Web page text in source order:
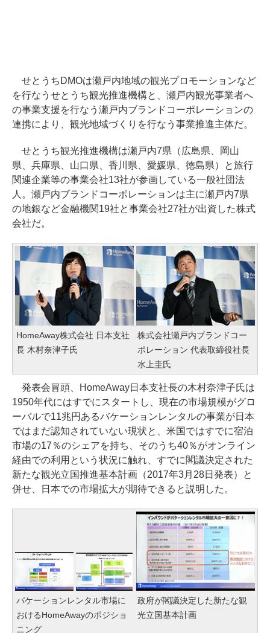
せとうちDMOは瀬戸内地域の観光プロモーションなど
を行なうせとうち観光推進機構と、瀬戸内観光事業者へ
の事業支援を行なう瀬戸内ブランドコーポレーションの
連携により、観光地域づくりを行なう事業推進主体だ。
せとうち観光推進機構は瀬戸内7県（広島県、岡山
県、兵庫県、山口県、香川県、愛媛県、徳島県）と旅行
関連企業等の事業会社13社が参画している一般社団法
人。瀬戸内ブランドコーポレーションは主に瀬戸内7県
の地銀など金融機関19社と事業会社27社が出資した株式
会社だ。
HomeAway株式会社 日本支社
長 木村奈津子氏
株式会社瀬戸内ブランドコー
ポレーション 代表取締役社長
水上圭氏
発表会冒頭、HomeAway日本支社長の木村奈津子氏は
1950年代にはすでにスタートし、現在の市場規模がグロ
ーバルで11兆円あるバケーションレンタルの事業が日本
ではまだ認知されていない現状と、米国ではすでに宿泊
市場の17％のシェアを持ち、そのうち40％がオンライン
経由での利用という状況に触れ、すでに閣議決定された
新たな観光立国推進基本計画（2017年3月28日発表）と
併せ、日本での市場拡大が期待できると説明した。
バケーションレンタル市場に
おけるHomeAwayのポジショ
ニング
政府が閣議決定した新たな観
光立国基本計画